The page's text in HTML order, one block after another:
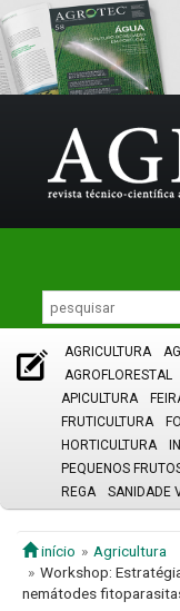
AGRICULTURA
AGROFLORESTAL
APICULTURA
FRUTICULTURA
HORTICULTURA
PEQUENOS
REGA
SANIDADE
início
Agricultura
Workshop:
nemátodes